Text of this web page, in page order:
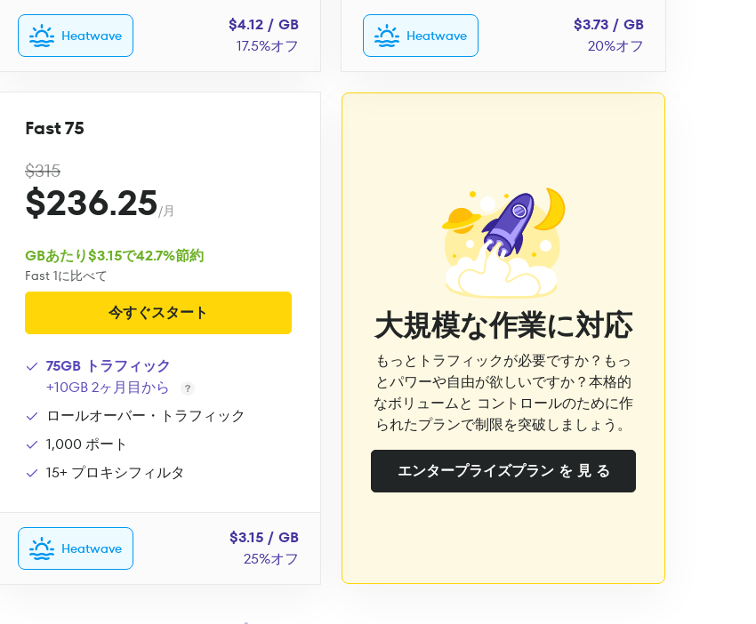
Heatwave
$4.12 / GB
17.5%オフ
Heatwave
$3.73 / GB
20%オフ
Fast 75
$315
$236.25/月
GBあたり$3.15で42.7%節約
Fast 1に比べて
今すぐスタート
75GB トラフィック
+10GB 2ヶ月目から
ロールオーバー・トラフィック
1,000 ポート
15+ プロキシフィルタ
Heatwave
$3.15 / GB
25%オフ
大規模な作業に対応
もっとトラフィックが必要ですか？もっ
とパワーや自由が欲しいですか？本格的
なボリュームと コントロールのために作
られたプランで制限を突破しましょう。
エンタープライズプラン を 見 る